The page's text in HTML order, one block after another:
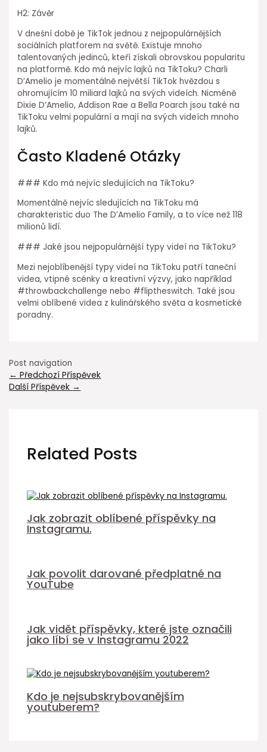
H2: Závěr
V dnešní době je TikTok jednou z nejpopulárnějších
sociálních platforem na světě. Existuje mnoho
talentovaných jedinců, kteří získali obrovskou popularitu
na platformě. Kdo má nejvíc lajků na TikToku? Charli
D’Amelio je momentálně největší TikTok hvězdou s
ohromujícím 10 miliard lajků na svých videích. Nicméně
Dixie D’Amelio, Addison Rae a Bella Poarch jsou také na
TikToku velmi populární a mají na svých videích mnoho
lajků.
Často Kladené Otázky
### Kdo má nejvíc sledujících na TikToku?
Momentálně nejvíc sledujících na TikToku má
charakteristic duo The D’Amelio Family, a to více než 118
milionů lidí.
### Jaké jsou nejpopulárnější typy videí na TikToku?
Mezi nejoblíbenější typy videí na TikToku patří taneční
videa, vtipné scénky a kreativní výzvy, jako například
#throwbackchallenge nebo #fliptheswitch. Také jsou
velmi oblíbené videa z kulinářského světa a kosmetické
poradny.
Post navigation
← Předchozí Příspěvek
Další Příspěvek →
Related Posts
Jak zobrazit oblíbené příspěvky na
Instagramu.
Jak povolit darované předplatné na
YouTube
Jak vidět příspěvky, které jste označili
jako líbí se v Instagramu 2022
Kdo je nejsubskrybovanějším
youtuberem?